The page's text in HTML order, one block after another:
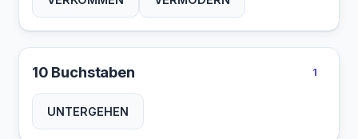
10 Buchstaben 1
UNTERGEHEN